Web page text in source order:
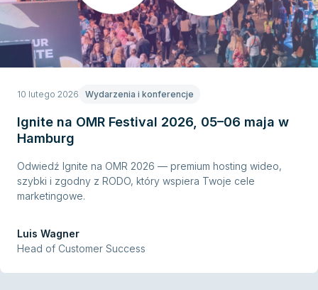
10 lutego 2026 Wydarzenia i konferencje
Ignite na OMR Festival 2026, 05–06 maja w
Hamburg
Odwiedź Ignite na OMR 2026 — premium hosting wideo,
szybki i zgodny z RODO, który wspiera Twoje cele
marketingowe.
Luis Wagner
Head of Customer Success